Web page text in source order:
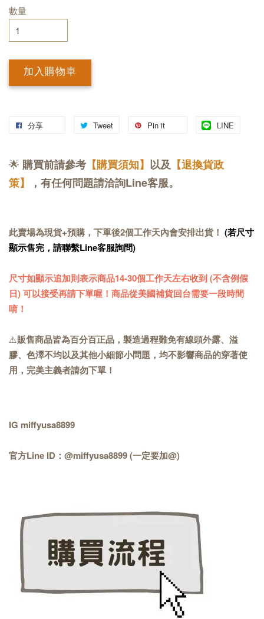
數量
加入購物車
分享 Tweet Pin it LINE
🌟 購買前請參考 【購買須知】 以及 【退換貨政
策】
，有任何問題請洽詢Line客服。
此賣場為現貨+預購，下單後2個工作天內會安排出貨！ (若尺寸
顯示售完，請聯繫Line客服詢問)
尺寸如顯示追加則表示商品14-30個工作天左右收到 (不含例假
日) 可以接受再請下單喔！商品從美國補貨回台需要一段時間
唷！
⚠️販售商品皆為百分百正品，製造過程難免有線頭外露、溢
膠、色澤不均以及其他小細節小問題，均不影響商品的穿著使
用，完美主義者請勿下單！
IG miffyusa8899
官方Line ID：@miffyusa8899 (一定要加@)